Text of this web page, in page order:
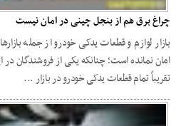
چراغ برق هم از بنجل چینی در امان نیست
بازار لوازم و قطعات یدکی خودرو از جمله
امان نمانده است؛ چنانکه یکی از فروشندگان
تقریباً تمام قطعات یدکی خودرو در بازار ...